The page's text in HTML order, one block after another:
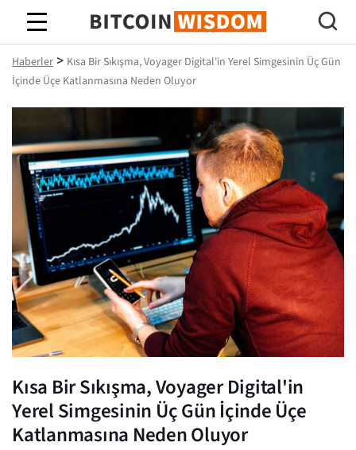
Bitcoin Bilgeliği
Haberler > Kısa Bir Sıkışma, Voyager Digital'in Yerel Simgesinin Üç Gün
İçinde Üçe Katlanmasına Neden Oluyor
Kısa Bir Sıkışma, Voyager Digital'in
Yerel Simgesinin Üç Gün İçinde Üçe
Katlanmasına Neden Oluyor